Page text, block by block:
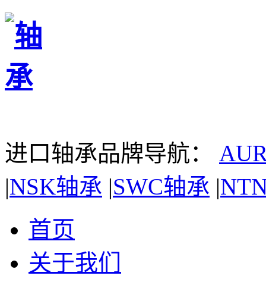
进口轴承品牌导航：
|NSK轴承 |SWC轴承 |
首页
关于我们